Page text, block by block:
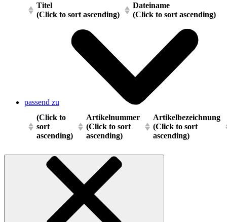
Titel
(Click to sort ascending)
Dateiname
(Click to sort ascending)
passend zu
(Click to
sort
ascending)
Artikelnummer
(Click to sort
ascending)
Artikelbezeichnung
(Click to sort
ascending)